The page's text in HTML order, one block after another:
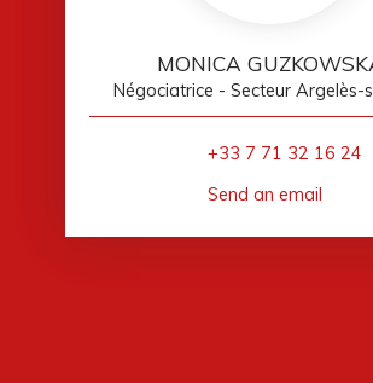
MONICA
Négociatrice - Secteur Argelès-
+33 7 71 32 16 24
Send an email